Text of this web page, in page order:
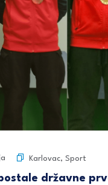
Karlovac, Sport
državne